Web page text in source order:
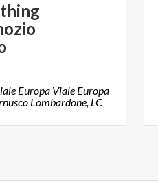
Europa Viale Europa
Lombardone, LC